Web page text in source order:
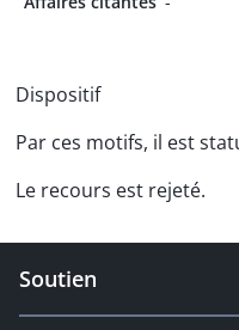
Dispositif
Par ces motifs, il est
Le recours est rejeté.
Soutien